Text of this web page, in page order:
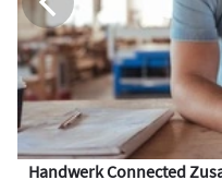
Handwerk Connected